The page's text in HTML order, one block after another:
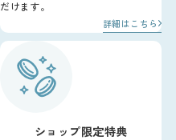
だけます。
詳細はこちら
ショップ限定特典